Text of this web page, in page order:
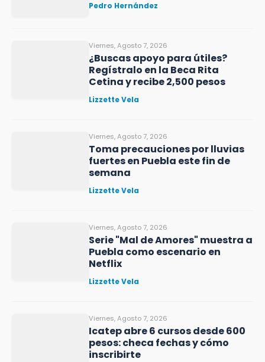
Pedro Hernández
Viernes, Agosto 7, 2026
¿Buscas apoyo para útiles?
Regístralo en la Beca Rita
Cetina y recibe 2,500 pesos
Lizzette Vela
Viernes, Agosto 7, 2026
Toma precauciones por lluvias
fuertes en Puebla este fin de
semana
Lizzette Vela
Viernes, Agosto 7, 2026
Serie "Mal de Amores" muestra a
Puebla como escenario en
Netflix
Lizzette Vela
Viernes, Agosto 7, 2026
Icatep abre 6 cursos desde 600
pesos: checa fechas y cómo
inscribirte